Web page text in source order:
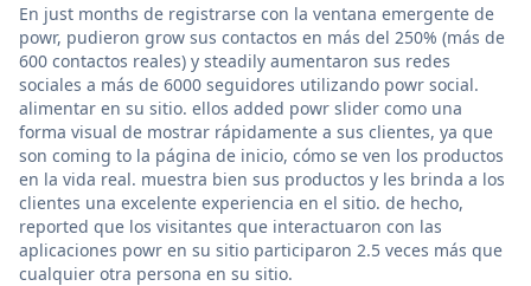
En just months de registrarse con la ventana emergente de
powr, pudieron grow sus contactos en más del 250% (más de
600 contactos reales) y steadily aumentaron sus redes
sociales a más de 6000 seguidores utilizando powr social.
alimentar en su sitio. ellos added powr slider como una
forma visual de mostrar rápidamente a sus clientes, ya que
son coming to la página de inicio, cómo se ven los productos
en la vida real. muestra bien sus productos y les brinda a los
clientes una excelente experiencia en el sitio. de hecho,
reported que los visitantes que interactuaron con las
aplicaciones powr en su sitio participaron 2.5 veces más que
cualquier otra persona en su sitio.